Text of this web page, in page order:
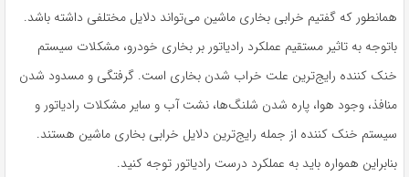
همانطور که گفتیم خرابی بخاری ماشین می‌تواند دلایل مختلفی داشته باشد.
باتوجه به تاثیر مستقیم عملکرد رادیاتور بر بخاری خودرو، مشکلات سیستم
خنک کننده رایج‌ترین علت خراب شدن بخاری است. گرفتگی و مسدود شدن
منافذ، وجود هوا، پاره شدن شلنگ‌ها، نشت آب و سایر مشکلات رادیاتور و
سیستم خنک کننده از جمله رایج‌ترین دلایل خرابی بخاری ماشین هستند.
بنابراین همواره باید به عملکرد درست رادیاتور توجه کنید.